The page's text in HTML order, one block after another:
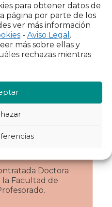
para obtener datos de
página por parte de los
ver más información
- Aviso Legal .
más sobre ellas y
rechazas mientras
en Ciencias Sociales
Doctora
Facultad de